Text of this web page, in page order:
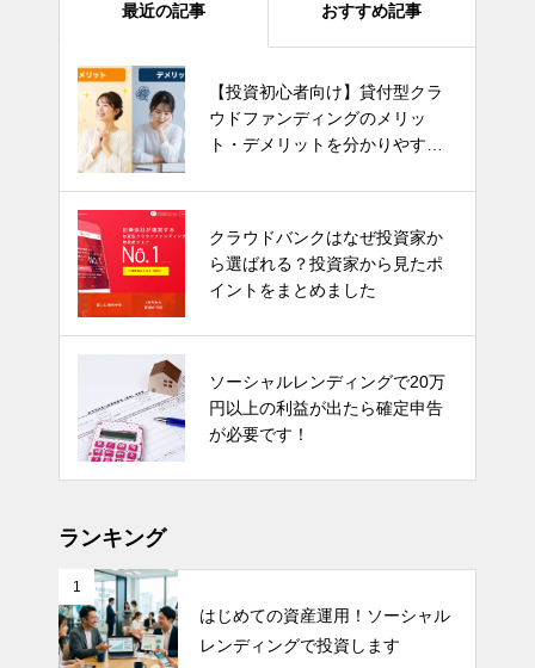
最近の記事 おすすめ記事
【投資初心者向け】貸付型クラ
ウドファンディングのメリッ
ト・デメリットを分かりやすく
クラウドバンクはなぜ投資家か
ら選ばれる？投資家から見たポ
イントをまとめました
ソーシャルレンディングで20万
円以上の利益が出たら確定申告
が必要です！
ランキング
1
はじめての資産運用！ソーシャル
レンディングで投資します